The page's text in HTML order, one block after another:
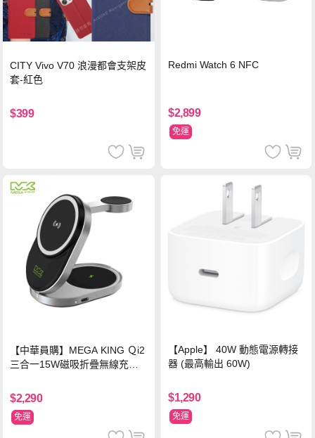
CITY Vivo V70 浪漫都會支架皮
套-紅色
$399
Redmi Watch 6 NFC
$2,899
免運
【中華員購】MEGA KING Ｑi2
三合一15W磁吸折疊無線充電
$2,290
免運
【Apple】 40W 動態電源轉接
器 (最高輸出 60W)
$1,290
免運